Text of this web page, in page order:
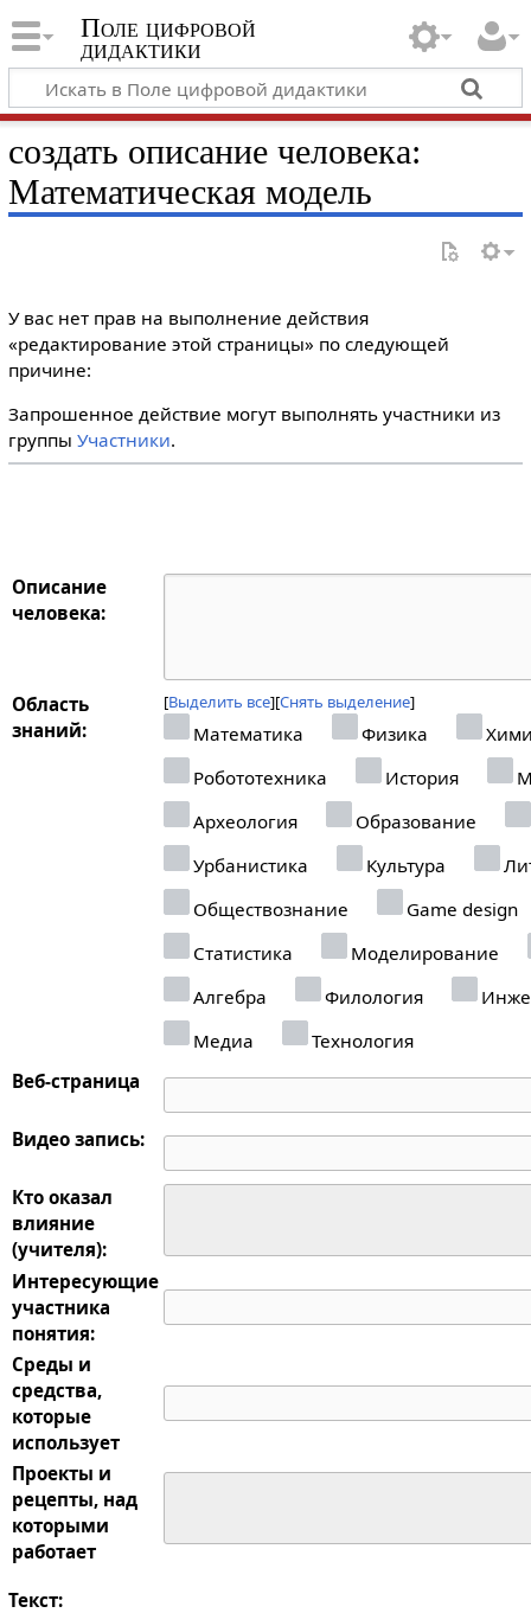
Поле цифровой
дидактики
создать описание человека:
Математическая модель
У вас нет прав на выполнение действия
«редактирование этой страницы» по следующей
причине:
Запрошенное действие могут выполнять участники из
группы Участники.
Описание
человека:
Область
знаний:
Выделить все Снять выделение
Математика Физика
Робототехника
История
Археология
Образование
Урбанистика
Культура
Обществознание
Game design
Статистика
Моделирование
Алгебра
Филология
Медиа
Технология
Веб-страница
Видео запись:
Кто оказал
влияние
(учителя):
Интересующие
участника
понятия:
Среды и
средства,
которые
использует
Проекты и
рецепты, над
которыми
работает
Текст: